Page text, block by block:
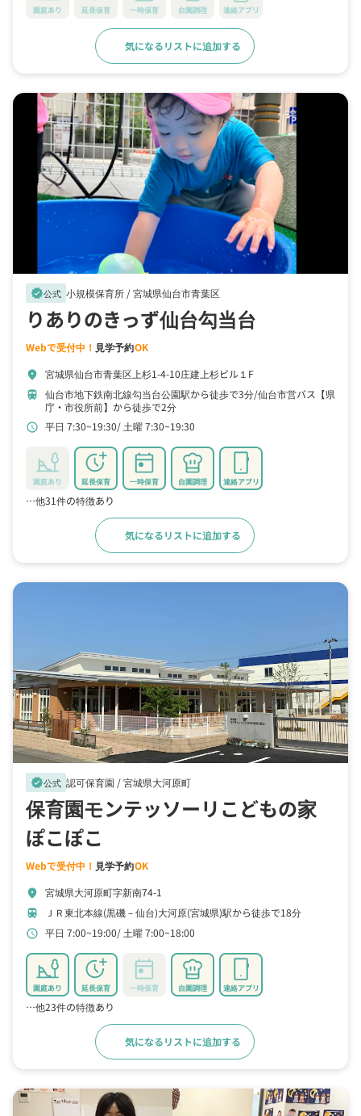
園庭あり 延長保育 一時保育 自園調理 連絡アプリ
気になるリストに追加する
verified公式 小規模保育所 /宮城県仙台市青葉区
りありのきっず仙台勾当台
Webで受付中！ 見学予約OK
location_on 宮城県仙台市青葉区上杉1-4-10庄建上杉ビル１F
train 仙台市地下鉄南北線勾当台公園駅から徒歩で3分 仙台市営バス【県
庁・市役所前】から徒歩で2分
schedule 平日 7:30~19:30 土曜 7:30~19:30
園庭あり 延長保育 一時保育 自園調理 連絡アプリ
…他31件の特徴あり
気になるリストに追加する
verified公式 認可保育園 /宮城県大河原町
保育園モンテッソーリこどもの家
ぽこぽこ
Webで受付中！ 見学予約OK
location_on 宮城県大河原町字新南74-1
train ＪＲ東北本線(黒磯－仙台)大河原(宮城県)駅から徒歩で18分
schedule 平日 7:00~19:00 土曜 7:00~18:00
園庭あり 延長保育 一時保育 自園調理 連絡アプリ
…他23件の特徴あり
気になるリストに追加する